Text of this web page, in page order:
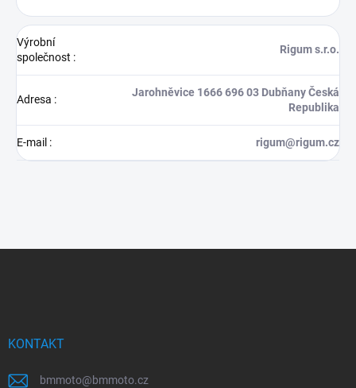
Výrobní
společnost :
Rigum s.r.o.
Adresa :
Jarohněvice 1666 696 03 Dubňany Česká
Republika
E-mail : rigum@rigum.cz
KONTAKT
bmmoto@bmmoto.cz